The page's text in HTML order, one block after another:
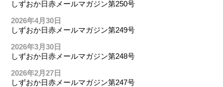
しずおか日赤メールマガジン第250号
2026年4月30日
しずおか日赤メールマガジン第249号
2026年3月30日
しずおか日赤メールマガジン第248号
2026年2月27日
しずおか日赤メールマガジン第247号